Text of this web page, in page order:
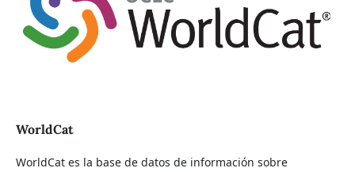
WorldCat
WorldCat es la base de datos de información sobre